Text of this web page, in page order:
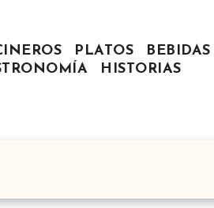
PLATOS
BEBIDAS
HISTORIAS